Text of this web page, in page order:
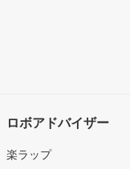
ロボアドバイザー
楽ラップ